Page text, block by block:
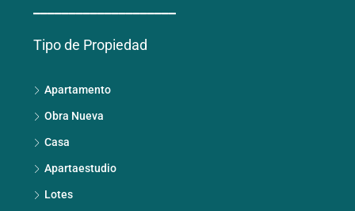
Tipo de Propiedad
Apartamento
Obra Nueva
Casa
Apartaestudio
Lotes